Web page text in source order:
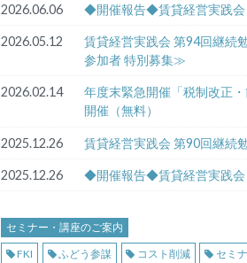
2026.06.06 ◆開催報告◆賃貸経営実践会
2026.05.12
賃貸経営実践会 第94回継続
参加者 特別募集≫
2026.02.14
年度末緊急開催「税制改正
開催（無料）
2025.12.26 賃貸経営実践会 第90回継続
2025.12.26 ◆開催報告◆賃貸経営実践会
セミナー・講座のご案内
FKI
ふどう参謀 コスト削減 セミ